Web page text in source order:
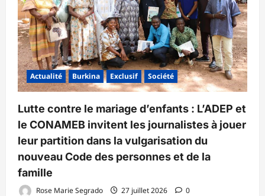
Actualité Burkina Exclusif Société
Lutte contre le mariage d’enfants : L’ADEP et
le CONAMEB invitent les journalistes à jouer
leur partition dans la vulgarisation du
nouveau Code des personnes et de la
famille
Rose Marie Segrado 27 juillet 2026 0